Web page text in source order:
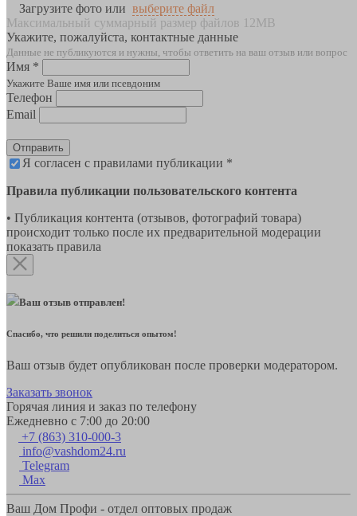
Загрузите фото или выберите файл
Максимальный суммарный размер файлов 12MB
Укажите, пожалуйста, контактные данные
Данные не публикуются и нужны, чтобы ответить на ваш отзыв или вопрос
Имя *
Укажите Ваше имя или псевдоним
Телефон
Email
Отправить
Я согласен с правилами публикации *
Правила публикации пользовательского контента
• Публикация контента (отзывов, фотографий товара)
происходит только после их предварительной модерации
показать правила
Ваш отзыв отправлен!
Спасибо, что решили поделиться опытом!
Ваш отзыв будет опубликован после проверки модератором.
Заказать звонок
Горячая линия и заказ по телефону
Ежедневно с 7:00 до 20:00
+7 (863) 310-000-3
info@vashdom24.ru
Telegram
Max
Ваш Дом Профи - отдел оптовых продаж